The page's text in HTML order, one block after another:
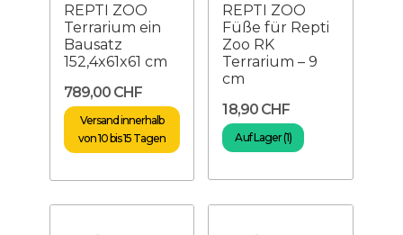
REPTI ZOO
Terrarium ein
Bausatz
152,4x61x61 cm
789,00 CHF
Versand innerhalb
von 10 bis 15 Tagen
REPTI ZOO
Füße für Repti
Zoo RK
Terrarium – 9
cm
18,90 CHF
Auf Lager (1)